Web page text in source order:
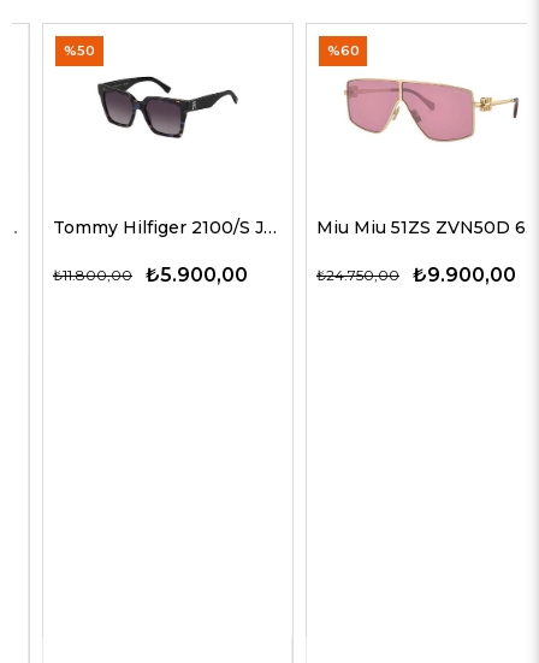
Tommy Hilfiger 2100/S JBW3X 53 Kadın Güneş Gözlükleri
₺5.900,00
₺11.800,00
%50
Miu Miu 51ZS ZVN50D 69 G Kadın Güneş Gözlükleri
₺9.900,00
₺24.750,00
%60